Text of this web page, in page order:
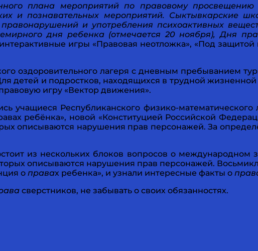
плана мероприятий по правовому
и познавательных мероприятий. Сыктывкарские
и употребления психоактивных
дня ребенка (отмечается 20 ноября), Дня
игры «Правовая неотложка», «Под защитой
оздоровительного лагеря с дневным пребыванием
детей и подростков, находящихся в трудной
игру «Вектор движения».
учащиеся Республиканского физико-
ребёнка», новой «Конституцией Российской
описываются нарушения прав персонажей. За
из нескольких блоков вопросов о международном
описываются нарушения прав персонажей.
о правах ребенка», и узнали интересные факты о
сверстников, не забывать о своих обязанностях.